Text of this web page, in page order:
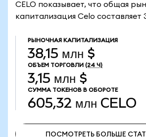
CELO показывает, что общая
капитализация Celo составляет
РЫНОЧНАЯ КАПИТАЛИЗАЦИЯ
38,15 млн $
ОБЪЕМ ТОРГОВЛИ (24 Ч)
3,15 млн $
СУММА ТОКЕНОВ В ОБОРОТЕ
605,32 млн CELO
ПОСМОТРЕТЬ БОЛЬШЕ